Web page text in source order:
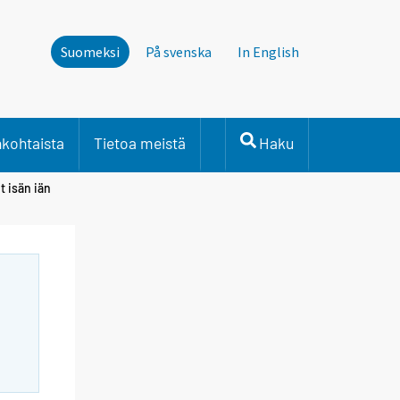
Suomeksi På svenska In English
Tietoa meistä Haku
isän iän